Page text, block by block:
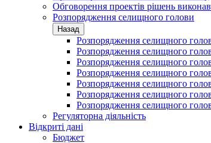
Обговорення проектів рішень
Розпорядження селищного голови
Назад
Розпорядження селищного
Розпорядження селищного
Розпорядження селищного
Розпорядження селищного
Розпорядження селищного
Розпорядження селищного
Розпорядження селищного
Регуляторна діяльність
Відкриті дані
Бюджет